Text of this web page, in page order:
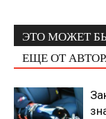
ЭТО МОЖЕТ
ЕЩЕ ОТ